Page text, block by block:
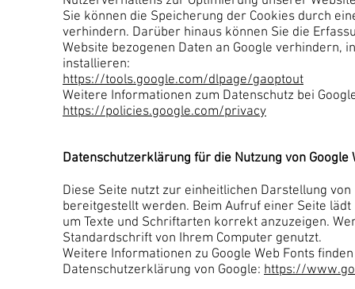
Sie können die Speicherung der Cookies durch
verhindern. Darüber hinaus können Sie die
Website bezogenen Daten an Google
installieren:
https://tools.google.com/dlpage/gaoptout
Weitere Informationen zum Datenschutz bei
https://policies.google.com/privacy
Datenschutzerklärung für die Nutzung von Google
Diese Seite nutzt zur einheitlichen Darstellung
bereitgestellt werden. Beim Aufruf einer Seite
um Texte und Schriftarten korrekt anzuzeigen.
Standardschrift von Ihrem Computer genutzt.
Weitere Informationen zu Google Web Fonts
Datenschutzerklärung von Google: https://